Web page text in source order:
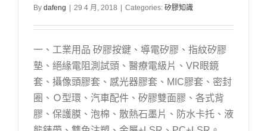
By dafeng 29 4 月, 2018 Categories: 矽膠知識
一、工業用品 矽膠按鍵、導電矽膠、指紋矽膠
墊、絕緣電阻測試頭、醫療電級片、VR眼鏡
套、攝像頭膠套、感光器膠套、MIC膠套、密封
圈、Ｏ型環、汽車配件、矽膠雙面膠、各式背
膠、保護膜、泡棉、散熱石墨片、防水卡托、液